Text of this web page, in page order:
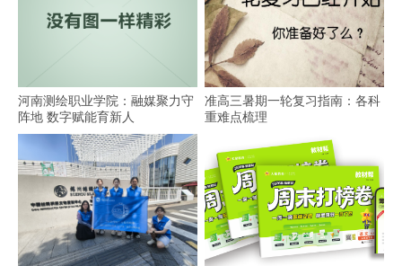
河南测绘职业学院：融媒聚力守
阵地 数字赋能育新人
准高三暑期一轮复习指南：各科
重难点梳理